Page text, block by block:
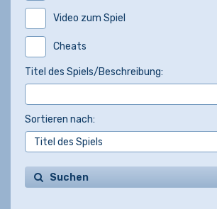
Video zum Spiel
Cheats
Titel des Spiels/Beschreibung:
Sortieren nach:
Suchen